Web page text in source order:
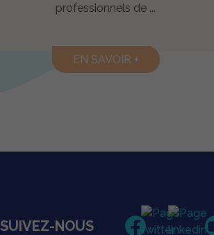
professionnels de ...
EN SAVOIR +
SUIVEZ-NOUS